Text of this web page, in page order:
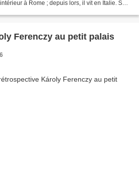
à Rome ; depuis lors, il vit en Italie. Ses
Ferenczy au petit palais